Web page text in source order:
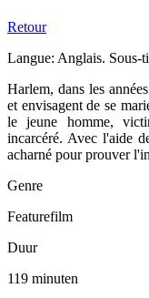
Retour
Langue: Anglais. Sous-
Harlem, dans les
et envisagent de se
le jeune homme,
incarcéré. Avec l'aide
acharné pour prouver
Genre
Featurefilm
Duur
119 minuten